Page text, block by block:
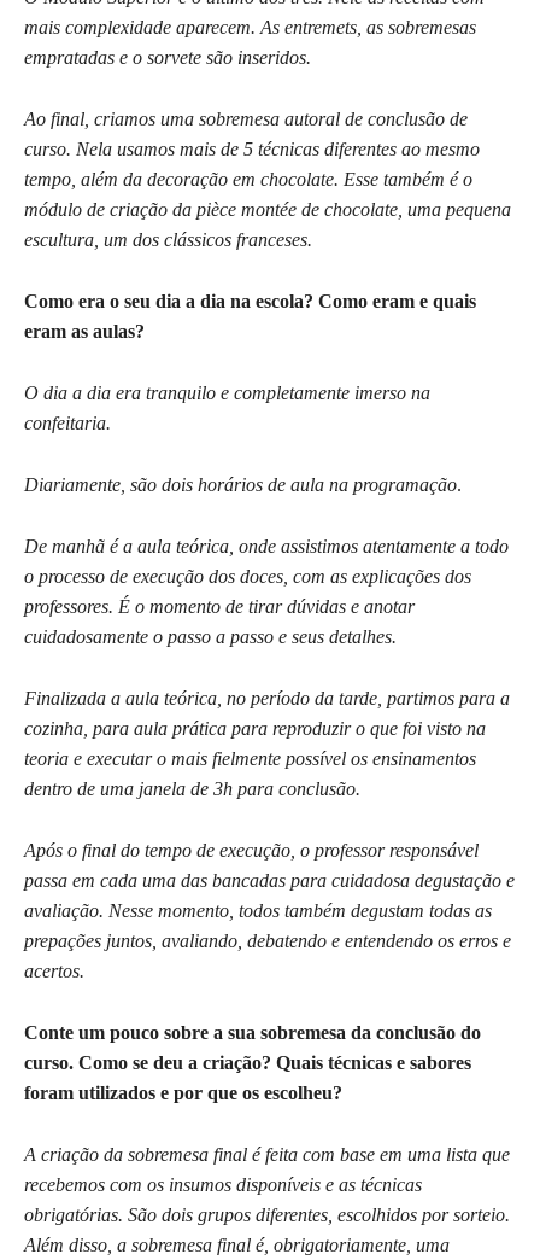
mais complexidade aparecem. As entremets, as sobremesas
empratadas e o sorvete são inseridos.
Ao final, criamos uma sobremesa autoral de conclusão de
curso. Nela usamos mais de 5 técnicas diferentes ao mesmo
tempo, além da decoração em chocolate. Esse também é o
módulo de criação da pièce montée de chocolate, uma pequena
escultura, um dos clássicos franceses.
Como era o seu dia a dia na escola? Como eram e quais
eram as aulas?
O dia a dia era tranquilo e completamente imerso na
confeitaria.
Diariamente, são dois horários de aula na programação.
De manhã é a aula teórica, onde assistimos atentamente a todo
o processo de execução dos doces, com as explicações dos
professores. É o momento de tirar dúvidas e anotar
cuidadosamente o passo a passo e seus detalhes.
Finalizada a aula teórica, no período da tarde, partimos para a
cozinha, para aula prática para reproduzir o que foi visto na
teoria e executar o mais fielmente possível os ensinamentos
dentro de uma janela de 3h para conclusão.
Após o final do tempo de execução, o professor responsável
passa em cada uma das bancadas para cuidadosa degustação e
avaliação. Nesse momento, todos também degustam todas as
prepações juntos, avaliando, debatendo e entendendo os erros e
acertos.
Conte um pouco sobre a sua sobremesa da conclusão do
curso. Como se deu a criação? Quais técnicas e sabores
foram utilizados e por que os escolheu?
A criação da sobremesa final é feita com base em uma lista que
recebemos com os insumos disponíveis e as técnicas
obrigatórias. São dois grupos diferentes, escolhidos por sorteio.
Além disso, a sobremesa final é, obrigatoriamente, uma